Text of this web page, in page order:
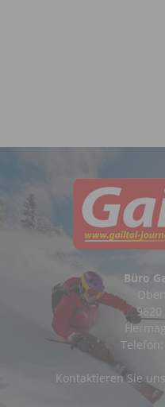
Büro
Telefon:
Kontaktieren Sie uns: